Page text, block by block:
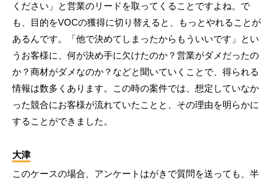
ください」と営業のリードを取ってくることですよね。で
も、目的をVOCの獲得に切り替えると、もっとやれることが
あるんです。「他で決めてしまったからもういいです」とい
うお客様に、何が決め手に欠けたのか？営業がダメだったの
か？商材がダメなのか？などと聞いていくことで、得られる
情報は数多くあります。この時の案件では、想定していなか
った競合にお客様が流れていたことと、その理由を明らかに
することができました。
大津
このケースの場合、アンケートはがきで質問を送っても、半